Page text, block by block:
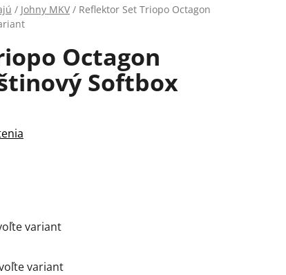
/ Johny MKV / Reflektor Set Triopo Octagon
Octagon
Softbox
variant
variant